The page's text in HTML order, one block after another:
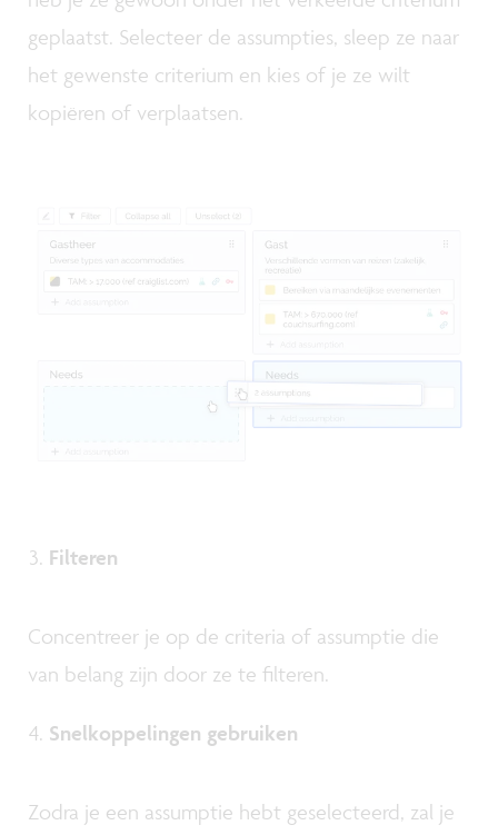
geplaatst. Selecteer de assumpties, sleep ze naar
het gewenste criterium en kies of je ze wilt
kopiëren of verplaatsen.
Filteren
Concentreer je op de criteria of assumptie die
van belang zijn door ze te filteren.
Snelkoppelingen gebruiken
Zodra je een assumptie hebt geselecteerd, zal je